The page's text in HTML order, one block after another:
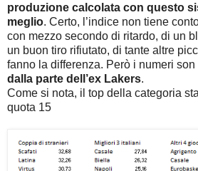
produzione calcolata con questo
meglio. Certo, l’indice non tiene
con mezzo secondo di ritardo, di un
un buon tiro rifiutato, di tante altre
fanno la differenza. Però i numeri son
dalla parte dell’ex Lakers.
Come si nota, il top della categoria
quota 15